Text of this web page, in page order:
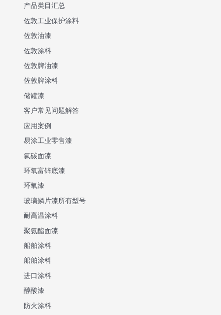
产品类目汇总
佐敦工业保护涂料
佐敦油漆
佐敦涂料
佐敦牌油漆
佐敦牌涂料
储罐漆
客户常见问题解答
应用案例
易涂工业零售漆
氟碳面漆
环氧富锌底漆
环氧漆
玻璃鳞片漆所有型号
耐高温涂料
聚氨酯面漆
船舶涂料
船舶涂料
进口涂料
醇酸漆
防火涂料